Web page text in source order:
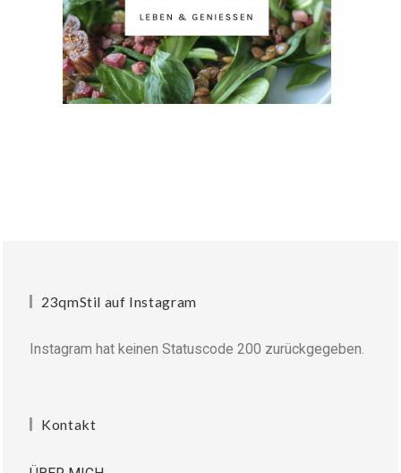
23qmStil auf Instagram
Instagram hat keinen Statuscode 200 zurückgegeben.
Kontakt